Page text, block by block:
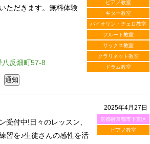
ピアノ教室
ギター教室
バイオリン・チェロ教室
フルート教室
サックス教室
クラリネット教室
ドラム教室
ただきます。無料体験
反畑町57-8
2025年4月27日
京都府京都市下京区
ピアノ教室
受付中!日々のレッスン、
習を♪生徒さんの感性を活